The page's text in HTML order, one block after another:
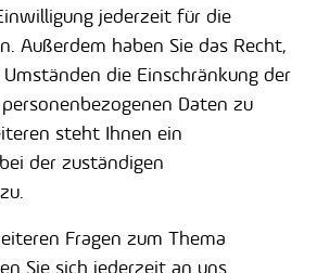
jederzeit für die
Außerdem haben Sie das Recht,
die Einschränkung der
Daten zu
steht Ihnen ein
der zuständigen
Fragen zum Thema
Sie sich jederzeit an uns